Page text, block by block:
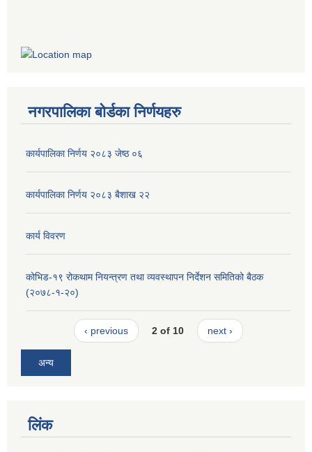
नगरपालिका बोर्डका निर्णयहरु
कार्यपालिका निर्णय २०८३ जेष्ठ ०६
कार्यपालिका निर्णय २०८३ बैशाख २२
कार्य विवरण
कोभिड-१९ रोकथाम नियन्त्रण तथा व्यवस्थापन निर्देशन समितिको बैठक
(२०७८-१-२०)
‹ previous 2 of 10 next ›
अन्य
लिंक